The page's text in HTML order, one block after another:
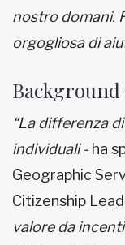
nostro domani.
orgogliosa di
“La differenza
individuali - ha
Geographic
Citizenship
valore da